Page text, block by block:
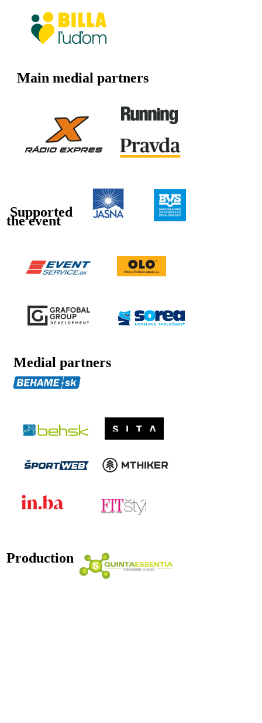
Main medial partners
Supported
the event
Medial partners
Production